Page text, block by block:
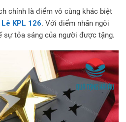
chính là điểm vô cùng khác biệt
KPL 126. Với điểm nhấn ngôi
sự tỏa sáng của người được tặng.